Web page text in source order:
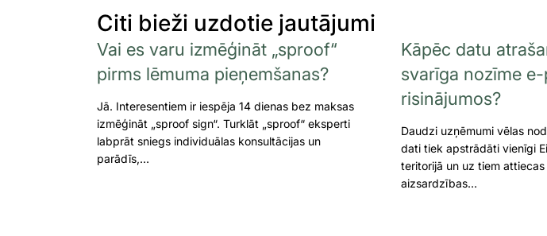
Citi bieži uzdotie jautājumi
Vai es varu izmēģināt „sproof“
pirms lēmuma pieņemšanas?
Jā. Interesentiem ir iespēja 14 dienas bez maksas
izmēģināt „sproof sign“. Turklāt „sproof“ eksperti
labprāt sniegs individuālas konsultācijas un
parādīs,…
Kāpēc datu
svarīga nozīme
risinājumos?
Daudzi uzņēmumi vēlas
dati tiek apstrādāti vienīgi
teritorijā un uz tiem
aizsardzības…